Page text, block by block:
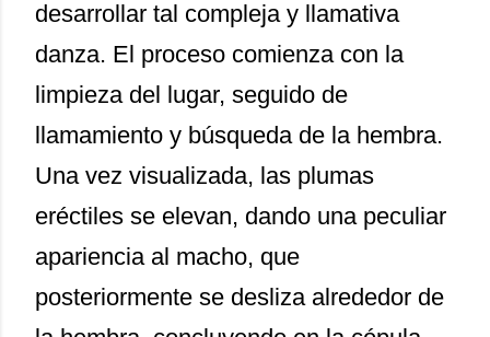
desarrollar tal compleja y llamativa
danza. El proceso comienza con la
limpieza del lugar, seguido de
llamamiento y búsqueda de la hembra.
Una vez visualizada, las plumas
eréctiles se elevan, dando una peculiar
apariencia al macho, que
posteriormente se desliza alrededor de